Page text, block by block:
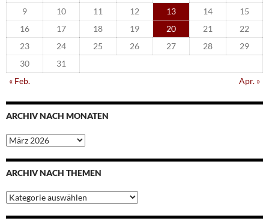
9
10 11 12 13 14
15
16
17 18 19 20 21
22
23
24 25 26 27 28
29
30
31
« Feb.
Apr. »
ARCHIV NACH MONATEN
Archiv
nach
Monaten
ARCHIV NACH THEMEN
Archiv
nach
Themen